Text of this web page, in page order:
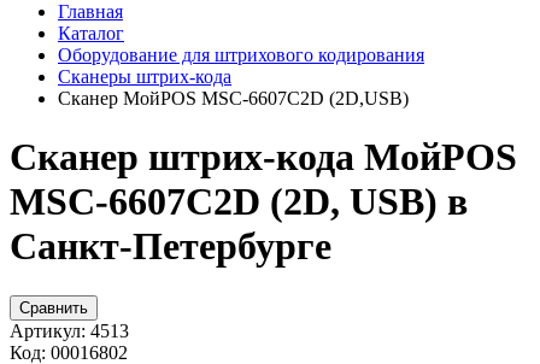
Главная
Каталог
Оборудование для штрихового кодирования
Сканеры штрих-кода
Сканер МойPOS MSC-6607C2D (2D,USB)
Сканер штрих-кода МойPOS
MSC-6607C2D (2D, USB) в
Санкт-Петербурге
Сравнить
Артикул: 4513
Код: 00016802